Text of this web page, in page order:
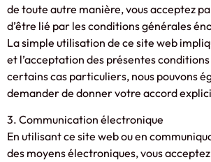
de toute autre manière, vous acceptez
d’être lié par les conditions générales
La simple utilisation de ce site web
et l’acceptation des présentes
certains cas particuliers, nous pouvons
demander de donner votre accord
3. Communication électronique
En utilisant ce site web ou en
des moyens électroniques, vous